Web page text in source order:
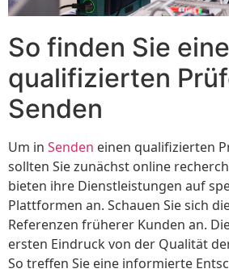
So finden Sie
qualifizierten
Senden
Um in Senden einen qualifizierten
sollten Sie zunächst online
bieten ihre Dienstleistungen auf
Plattformen an. Schauen Sie sich
Referenzen früherer Kunden an.
ersten Eindruck von der Qualität
So treffen Sie eine informierte